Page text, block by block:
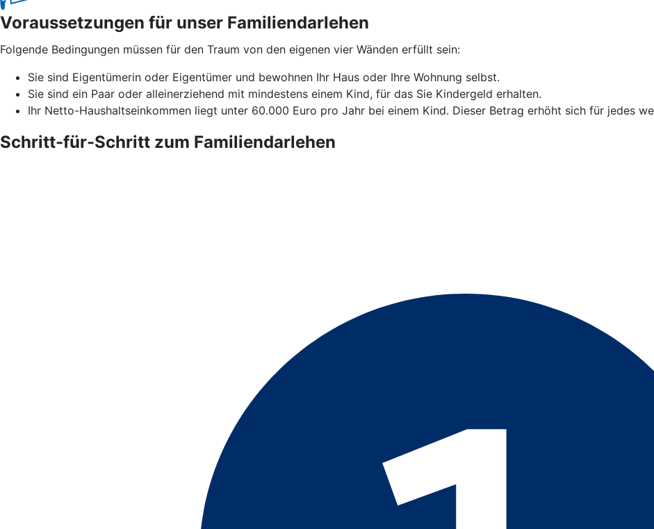
Voraussetzungen für unser Familiendarlehen
Folgende Bedingungen müssen für den Traum von den eigenen vier Wänden erfüllt sein:
Sie sind Eigentümerin oder Eigentümer und bewohnen Ihr Haus oder Ihre Wohnung selbst.
Sie sind ein Paar oder alleinerziehend mit mindestens einem Kind, für das Sie Kindergeld erhalten.
Ihr Netto-Haushaltseinkommen liegt unter 60.000 Euro pro Jahr bei einem Kind. Dieser Betrag erhöht sich für jedes
Schritt-für-Schritt zum Familiendarlehen